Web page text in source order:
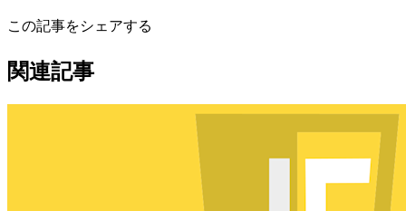
この記事をシェアする
関連記事